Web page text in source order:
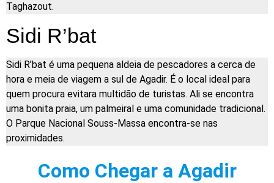
Taghazout.
Sidi R’bat
Sidi R’bat é uma pequena aldeia de pescadores a cerca de
hora e meia de viagem a sul de Agadir. É o local ideal para
quem procura evitara multidão de turistas. Ali se encontra
uma bonita praia, um palmeiral e uma comunidade tradicional.
O Parque Nacional Souss-Massa encontra-se nas
proximidades.
Como Chegar a Agadir